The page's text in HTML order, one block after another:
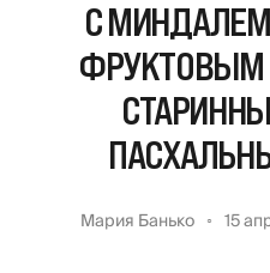
С
ФРУКТОВЫМ
Мария Банько 15